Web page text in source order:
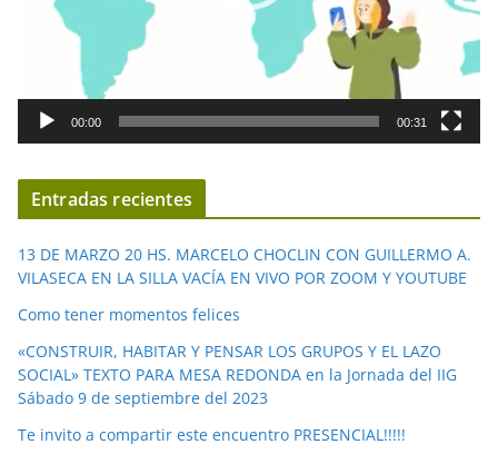
d
í
d
e
o
00:00 00:31
Entradas recientes
13 DE MARZO 20 HS. MARCELO CHOCLIN CON GUILLERMO A.
VILASECA EN LA SILLA VACÍA EN VIVO POR ZOOM Y YOUTUBE
Como tener momentos felices
«CONSTRUIR, HABITAR Y PENSAR LOS GRUPOS Y EL LAZO
SOCIAL» TEXTO PARA MESA REDONDA en la Jornada del IIG
Sábado 9 de septiembre del 2023
Te invito a compartir este encuentro PRESENCIAL!!!!!